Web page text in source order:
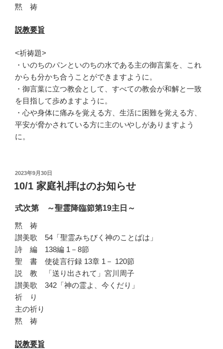
黙 祷
説教要旨
<祈祷題>
・いのちのパンといのちの水である主の御言葉を、
これ
からも分かち合うことができますように。
・御言葉に立つ教会として、 すべての教会が和解と一致
を目指して歩めますように。
・心や身体に痛みを覚える方、生活に困難を覚える方、
平安が脅かされている方に主のいやしがありますよう
に。
投
稿
日:
2023年9月30日
10/1 家庭礼拝はのお知らせ
式次第 ～聖霊降臨節第19主日～
黙 祷
讃美歌 54「聖霊みちびく神のことばは」
詩 編 138編 1－8節
聖 書 使徒言行録 13章 1－ 120節
説 教 「送り出されて」宮川周子
讃美歌 342「神の霊よ、今くだり」
祈 り
主の祈り
黙 祷
説教要旨